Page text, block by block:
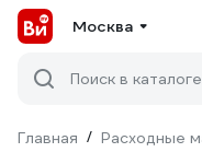
Москва
Поиск в каталоге
Главная / Расходные